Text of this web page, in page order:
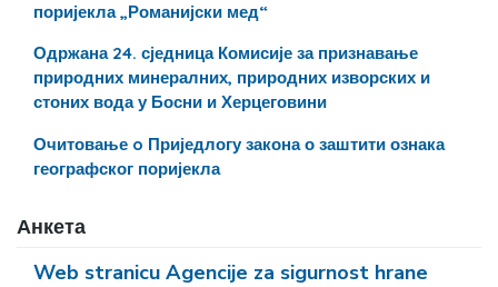
поријекла „Романијски мед“
Одржана 24. сједница Комисије за признавање
природних минералних, природних изворских и
стоних вода у Босни и Херцеговини
Очитовање o Приједлогу закона о заштити ознака
географског поријекла
Анкета
Web stranicu Agencije za sigurnost hrane